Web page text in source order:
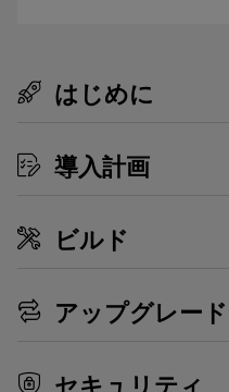
はじめに
導入計画
ビルド
アップグレー
セキュリティ